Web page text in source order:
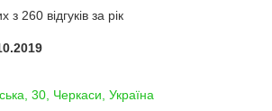
з 260 відгуків за рік
30, Черкаси, Україна